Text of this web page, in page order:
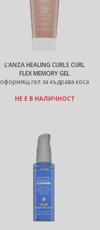
L’ANZA HEALING CURLS CURL
FLEX MEMORY GEL
оформящ гел за къдрава коса
НЕ Е В НАЛИЧНОСТ